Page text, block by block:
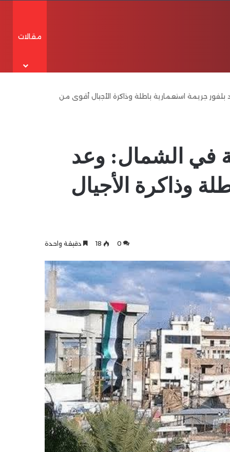
مقالات
جريمة استعمارية باطلة وذاكرة الأجيال أقوى من
في الشمال: وعد
وذاكرة الأجيال
0
18 دقيقة واحدة